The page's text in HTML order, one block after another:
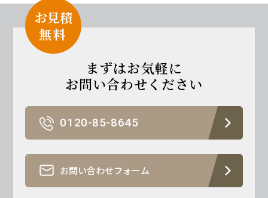
お見積
無料
まずはお気軽に
お問い合わせください
0120-85-8645
お問い合わせフォーム